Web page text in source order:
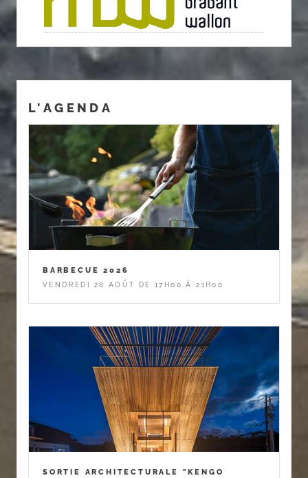
L'AGENDA
BARBECUE 2026
VENDREDI 28 AOÛT DE 17H00 À 21H00
SORTIE ARCHITECTURALE "KENGO